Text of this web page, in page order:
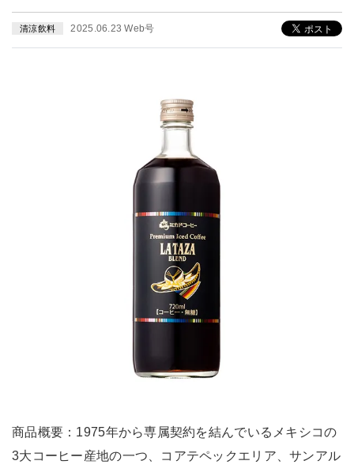
清涼飲料 2025.06.23 Web号
商品概要：1975年から専属契約を結んでいるメキシコの
3大コーヒー産地の一つ、コアテペックエリア、サンアル